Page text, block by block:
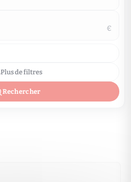
€
Plus de filtres
Rechercher